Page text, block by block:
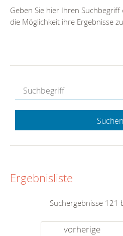
Geben Sie hier Ihren Suchbegriff
die Möglichkeit ihre Ergebnisse
Suchen
Ergebnisliste
Suchergebnisse 121
vorherige